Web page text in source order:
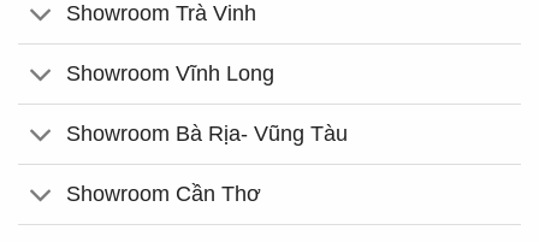
Showroom Trà Vinh
Showroom Vĩnh Long
Showroom Bà Rịa- Vũng Tàu
Showroom Cần Thơ